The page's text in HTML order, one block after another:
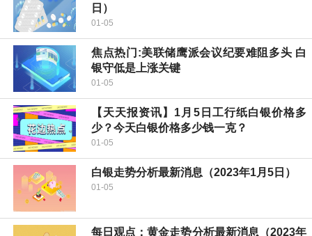
日）
01-05
焦点热门:美联储鹰派会议纪要难阻多头 白
银守低是上涨关键
01-05
【天天报资讯】1月5日工行纸白银价格多
少？今天白银价格多少钱一克？
01-05
白银走势分析最新消息（2023年1月5日）
01-05
每日观点：黄金走势分析最新消息（2023年